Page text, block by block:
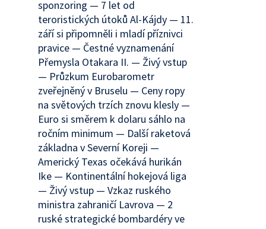
sponzoring — 7 let od
teroristických útoků Al-Kájdy — 11.
září si připomněli i mladí příznivci
pravice — Čestné vyznamenání
Přemysla Otakara II. — Živý vstup
— Průzkum Eurobarometr
zveřejněný v Bruselu — Ceny ropy
na světových trzích znovu klesly —
Euro si směrem k dolaru sáhlo na
ročním minimum — Další raketová
základna v Severní Koreji —
Americký Texas očekává hurikán
Ike — Kontinentální hokejová liga
— Živý vstup — Vzkaz ruského
ministra zahraničí Lavrova — 2
ruské strategické bombardéry ve